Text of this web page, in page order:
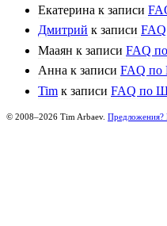
Екатерина к записи
Дмитрий к записи
Мааян к записи FAQ
Анна к записи FAQ по
Tim к записи FAQ по
© 2008–2026 Tim Arbaev.